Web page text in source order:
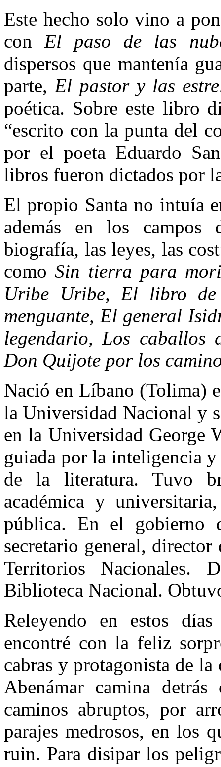
Este hecho solo vino a
con El paso de las
dispersos que mantenía
parte, El pastor y las
poética. Sobre este libro
“escrito con la punta del
por el poeta Eduardo
libros fueron dictados por
El propio Santa no intuía
además en los
biografía, las leyes, las
comoSin tierra para
Uribe Uribe, El libro
menguante, El general
legendario, Los caballos
Don Quijote por los
Nació en Líbano (Tolima)
la Universidad Nacional y
en la Universidad George
guiada por la inteligencia
de la literatura. Tuvo
académica y
pública. En el gobierno
secretario general,
Territorios Nacionales.
Biblioteca Nacional.
Releyendo en estos
encontré con la feliz
cabras y protagonista de
Abenámar camina
caminos abruptos, por
parajes medrosos, en los
ruin. Para disipar los